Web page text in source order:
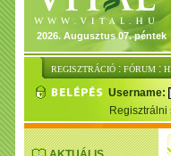
2026. Augusztus 07. péntek
REGISZTRÁCIÓ : FÓRUM :
Username:
Regisztrálni